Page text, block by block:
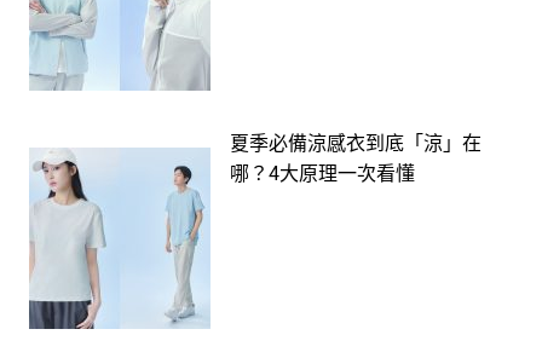
夏季必備涼感衣到底「涼」在
哪？4大原理一次看懂